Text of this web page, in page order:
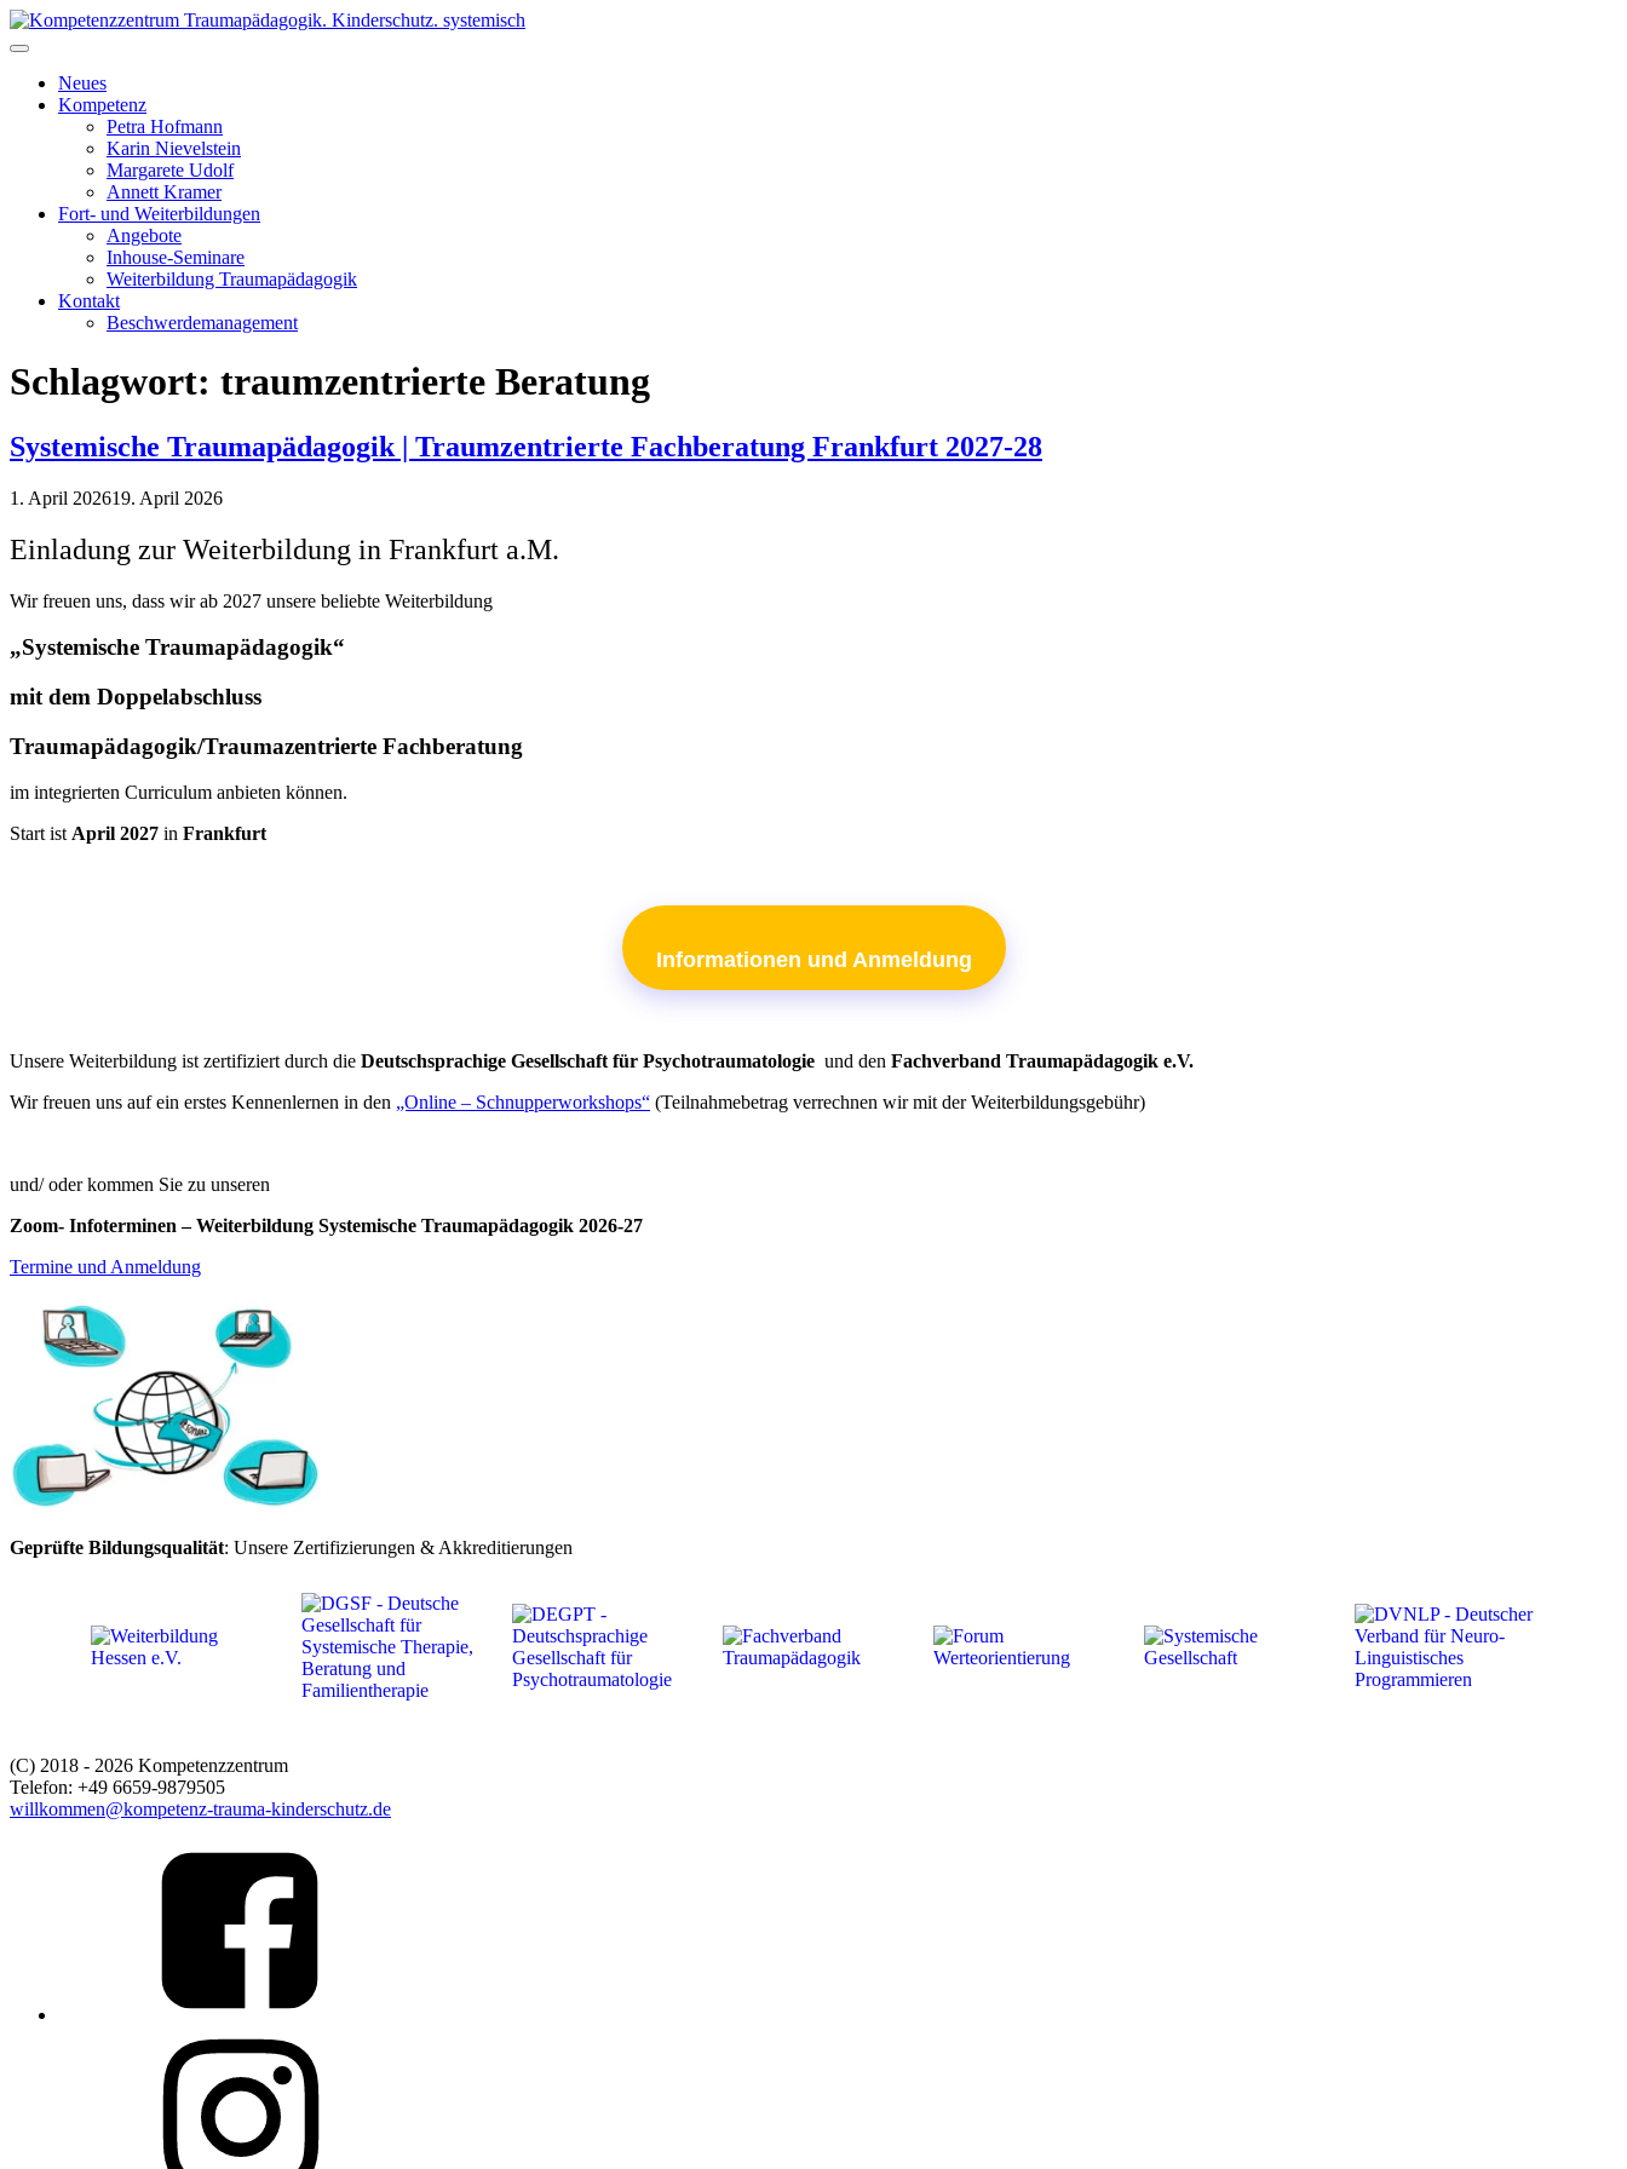
Skip
to
Neues
Kompetenz
Petra Hofmann
Karin Nievelstein
Margarete Udolf
Annett Kramer
Fort- und Weiterbildungen
Angebote
Inhouse-Seminare
Weiterbildung Traumapädagogik
Kontakt
Beschwerdemanagement
Schlagwort: traumzentrierte Beratung
Systemische Traumapädagogik | Traumzentrierte Fachberatung Frankfurt 2027-28
1. April 202619. April 2026
Einladung zur Weiterbildung in Frankfurt a.M.
Wir freuen uns, dass wir ab 2027 unsere beliebte Weiterbildung
„Systemische Traumapädagogik“
mit dem Doppelabschluss
Traumapädagogik/Traumazentrierte Fachberatung
im integrierten Curriculum anbieten können.
Start istApril 2027 in Frankfurt
Informationen und Anmeldung
Unsere Weiterbildung ist zertifiziert durch die Deutschsprachige Gesellschaft für Psychotraumatologie und den Fachverband Traumapädagogik e.V.
Wir freuen uns auf ein erstes Kennenlernen in den „Online – Schnupperworkshops“ (Teilnahmebetrag verrechnen wir mit der Weiterbildungsgebühr)
und/ oder kommen Sie zu unseren
Zoom- Infoterminen – Weiterbildung Systemische Traumapädagogik 2026-27
Termine und Anmeldung
Geprüfte Bildungsqualität: Unsere Zertifizierungen & Akkreditierungen
(C) 2018 - 2026 Kompetenzzentrum
Telefon: +49 6659-9879505
willkommen@kompetenz-trauma-kinderschutz.de